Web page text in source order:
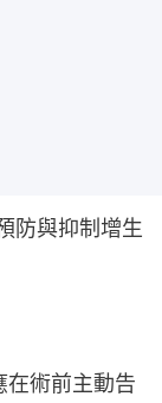
防與抑制增生
在術前主動告